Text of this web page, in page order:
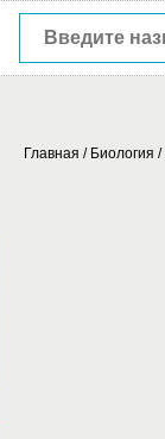
Главная / Биология /